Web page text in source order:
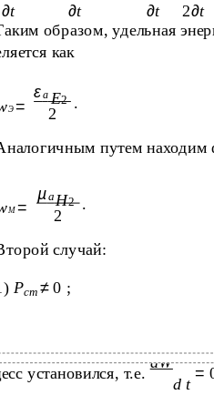
∂t ∂t ∂t 2∂t
образом, удельная
как
Э =
εа Е2 .
2
путем находим
М =
µаН2 .
2
случай:
Pст ≠0 ;
установился, т.е.
dW
d t
=